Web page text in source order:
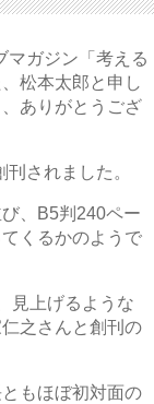
ガジン「考える
松本太郎と申し
ありがとうござ
されました。
、B5判240ペー
くるかのようで
見上げるような
之さんと創刊の
もほぼ初対面の